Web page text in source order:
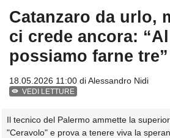
Catanzaro da urlo,
ci crede ancora:
possiamo farne tre”
18.05.2026 11:00 diAlessandro Nidi
VEDI LETTURE
Il tecnico del Palermo ammette la
"Ceravolo" e prova a tenere viva la